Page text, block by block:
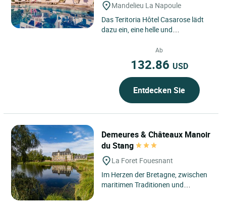
Mandelieu La Napoule
Das Teritoria Hôtel Casarose lädt
dazu ein, eine helle und
Mandelieu-la-Napoule zu
entdecken,...
Ab
132.86 USD
Entdecken Sie
Demeures & Châteaux Manoir
du Stang
La Foret Fouesnant
Im Herzen der Bretagne, zwischen
maritimen Traditionen und